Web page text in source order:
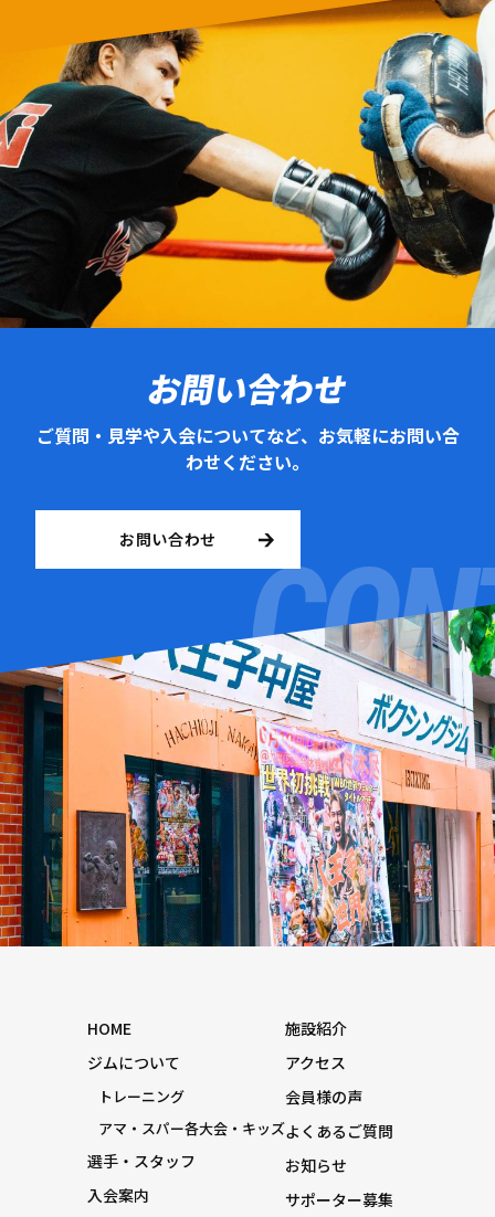
お問い合わせ
ご質問・見学や入会についてなど、お気軽にお問い合
わせください。
お問い合わせ
HOME
ジムについて
トレーニング
アマ・スパー各大会・キッズ
選手・スタッフ
入会案内
施設紹介
アクセス
会員様の声
よくあるご質問
お知らせ
サポーター募集